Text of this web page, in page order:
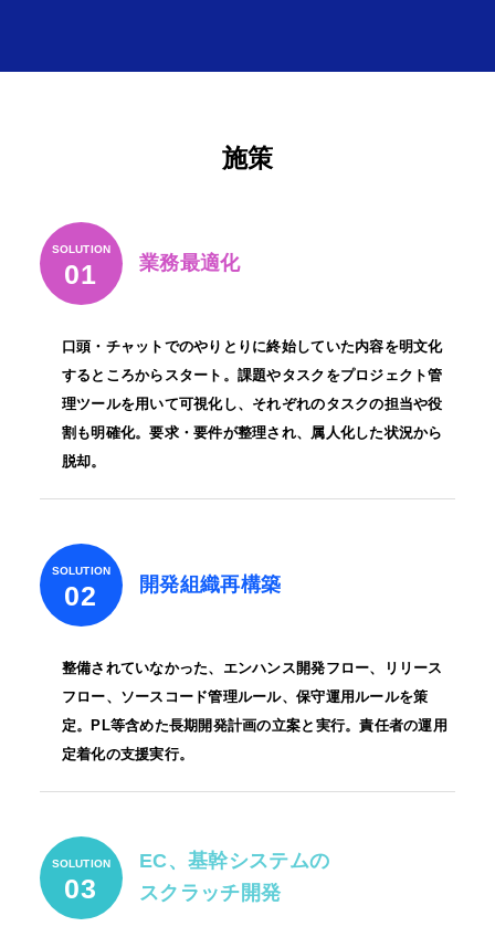
施策
SOLUTION
01 業務最適化
口頭・チャットでのやりとりに終始していた内容を明文化
するところからスタート。課題やタスクをプロジェクト管
理ツールを用いて可視化し、それぞれのタスクの担当や役
割も明確化。要求・要件が整理され、属人化した状況から
脱却。
SOLUTION
02 開発組織再構築
整備されていなかった、エンハンス開発フロー、リリース
フロー、ソースコード管理ルール、保守運用ルールを策
定。PL等含めた長期開発計画の立案と実行。責任者の運用
定着化の支援実行。
SOLUTION
03
EC、基幹システムの
スクラッチ開発